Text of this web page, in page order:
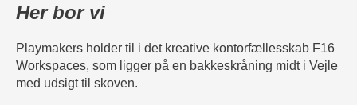
Her bor vi
Playmakers holder til i det kreative kontorfællesskab F16
Workspaces, som ligger på en bakkeskråning midt i Vejle
med udsigt til skoven.